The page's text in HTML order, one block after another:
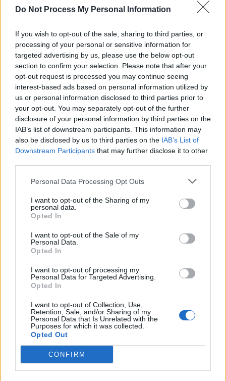
Do Not Process My Personal Information
If you wish to opt-out of the sale, sharing to third parties, or
processing of your personal or sensitive information for
targeted advertising by us, please use the below opt-out
section to confirm your selection. Please note that after your
opt-out request is processed you may continue seeing
interest-based ads based on personal information utilized by
us or personal information disclosed to third parties prior to
your opt-out. You may separately opt-out of the further
disclosure of your personal information by third parties on the
IAB’s list of downstream participants. This information may
also be disclosed by us to third parties on the IAB’s List of
Downstream Participants that may further disclose it to other
Personal Data Processing Opt Outs
I want to opt-out of the Sharing of my
personal data.
Opted In
I want to opt-out of the Sale of my
Personal Data.
Opted In
I want to opt-out of processing my
Personal Data for Targeted Advertising.
Opted In
I want to opt-out of Collection, Use,
Retention, Sale, and/or Sharing of my
Personal Data that Is Unrelated with the
Purposes for which it was collected.
Opted Out
CONFIRM